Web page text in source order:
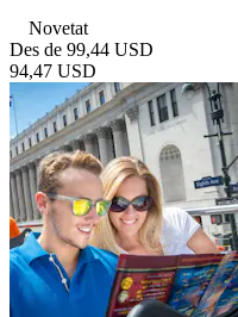
Novetat
Des de 99,44 USD
94,47 USD